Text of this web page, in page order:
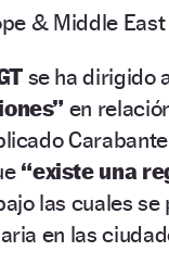
& Middle East
se ha dirigido
en
“existe una
las cuales
en las